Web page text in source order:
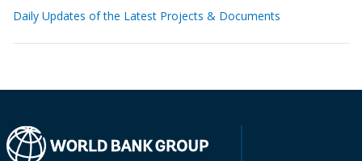
Daily Updates of the Latest Projects & Documents